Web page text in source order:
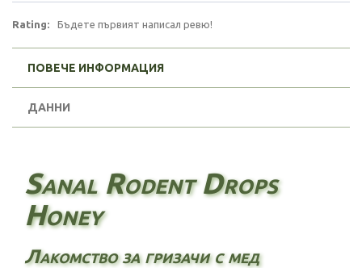
Rating: Бъдете първият написал ревю!
ПОВЕЧЕ ИНФОРМАЦИЯ
ДАННИ
Sanal Rodent Drops
Honey
Лакомство за гризачи с мед